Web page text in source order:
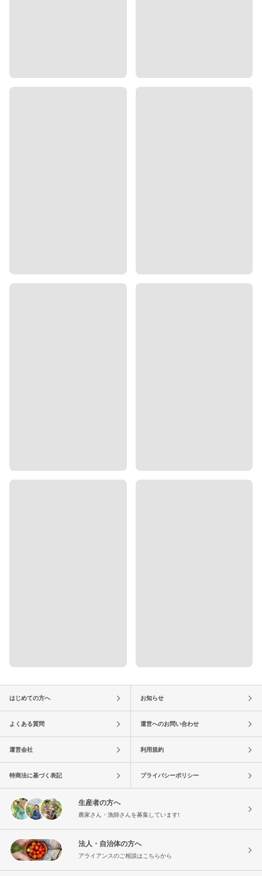
はじめての方へ お知らせ
よくある質問 運営へのお問い合わせ
運営会社 利用規約
特商法に基づく表記 プライバシーポリシー
生産者の方へ
農家さん・漁師さんを募集しています!
法人・自治体の方へ
アライアンスのご相談はこちらから